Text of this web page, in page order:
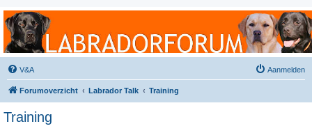
Labradorforum
Het gezelligste Labradorforum van Nederland en België!
V&A Aanmelden
Forumoverzicht Labrador Talk Training
Training